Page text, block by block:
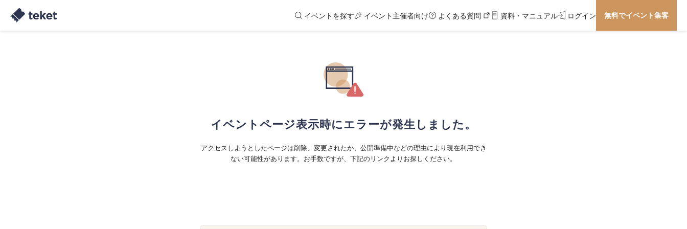
イベントを探す イベント主催者向け よくある質問 資料・マニュアル ログイン 無料でイベント集客
イベントページ表示時にエラーが発生しました。
アクセスしようとしたページは削除、変更されたか、公開準備中などの理由により現在利用でき
ない可能性があります。お手数ですが、下記のリンクよりお探しください。